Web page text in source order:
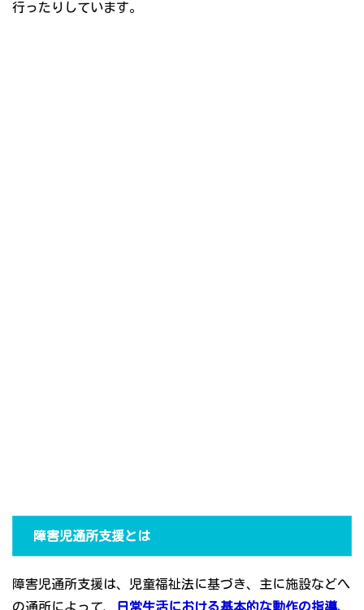
行ったりしています。
障害児通所支援とは
障害児通所支援は、児童福祉法に基づき、主に施設などへ
の通所によって、
日常生活における基本的な動作の指導、